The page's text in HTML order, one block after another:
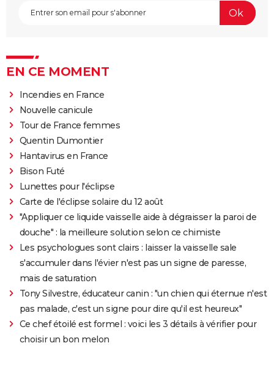
EN CE MOMENT
Incendies en France
Nouvelle canicule
Tour de France femmes
Quentin Dumontier
Hantavirus en France
Bison Futé
Lunettes pour l'éclipse
Carte de l'éclipse solaire du 12 août
"Appliquer ce liquide vaisselle aide à dégraisser la paroi de
douche" : la meilleure solution selon ce chimiste
Les psychologues sont clairs : laisser la vaisselle sale
s'accumuler dans l'évier n'est pas un signe de paresse,
mais de saturation
Tony Silvestre, éducateur canin : "un chien qui éternue n'est
pas malade, c'est un signe pour dire qu'il est heureux"
Ce chef étoilé est formel : voici les 3 détails à vérifier pour
choisir un bon melon